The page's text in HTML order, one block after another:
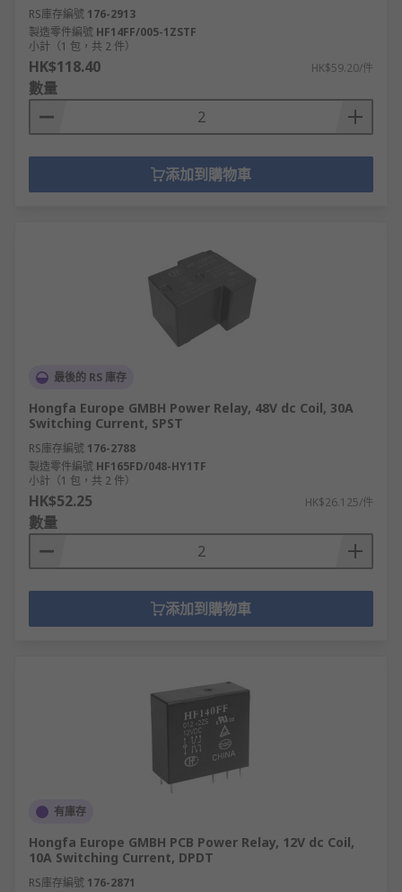
RS庫存編號 176-2913
製造零件編號 HF14FF/005-1ZSTF
小計（1 包，共 2 件）
HK$118.40 HK$59.20/件
數量
添加到購物車
最後的 RS 庫存
Hongfa Europe GMBH Power Relay, 48V dc Coil, 30A
Switching Current, SPST
RS庫存編號 176-2788
製造零件編號 HF165FD/048-HY1TF
小計（1 包，共 2 件）
HK$52.25 HK$26.125/件
數量
添加到購物車
有庫存
Hongfa Europe GMBH PCB Power Relay, 12V dc Coil,
10A Switching Current, DPDT
RS庫存編號 176-2871